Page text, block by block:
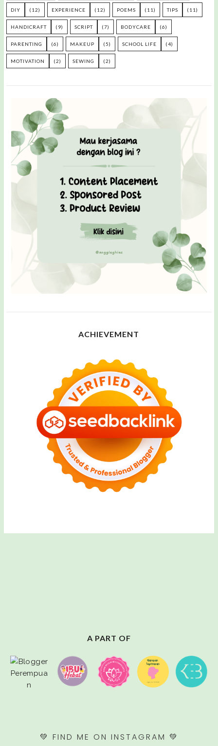
DIY (12) EXPERIENCE (12) POEMS (11) TIPS (11)
HANDICRAFT (9) SCRIPT (7) BODYCARE (6)
PARENTING (6) MAKEUP (5) SCHOOL LIFE (4)
MOTIVATION (2) SEWING (2)
ACHIEVEMENT
A PART OF
💚 FIND ME ON INSTAGRAM 💚